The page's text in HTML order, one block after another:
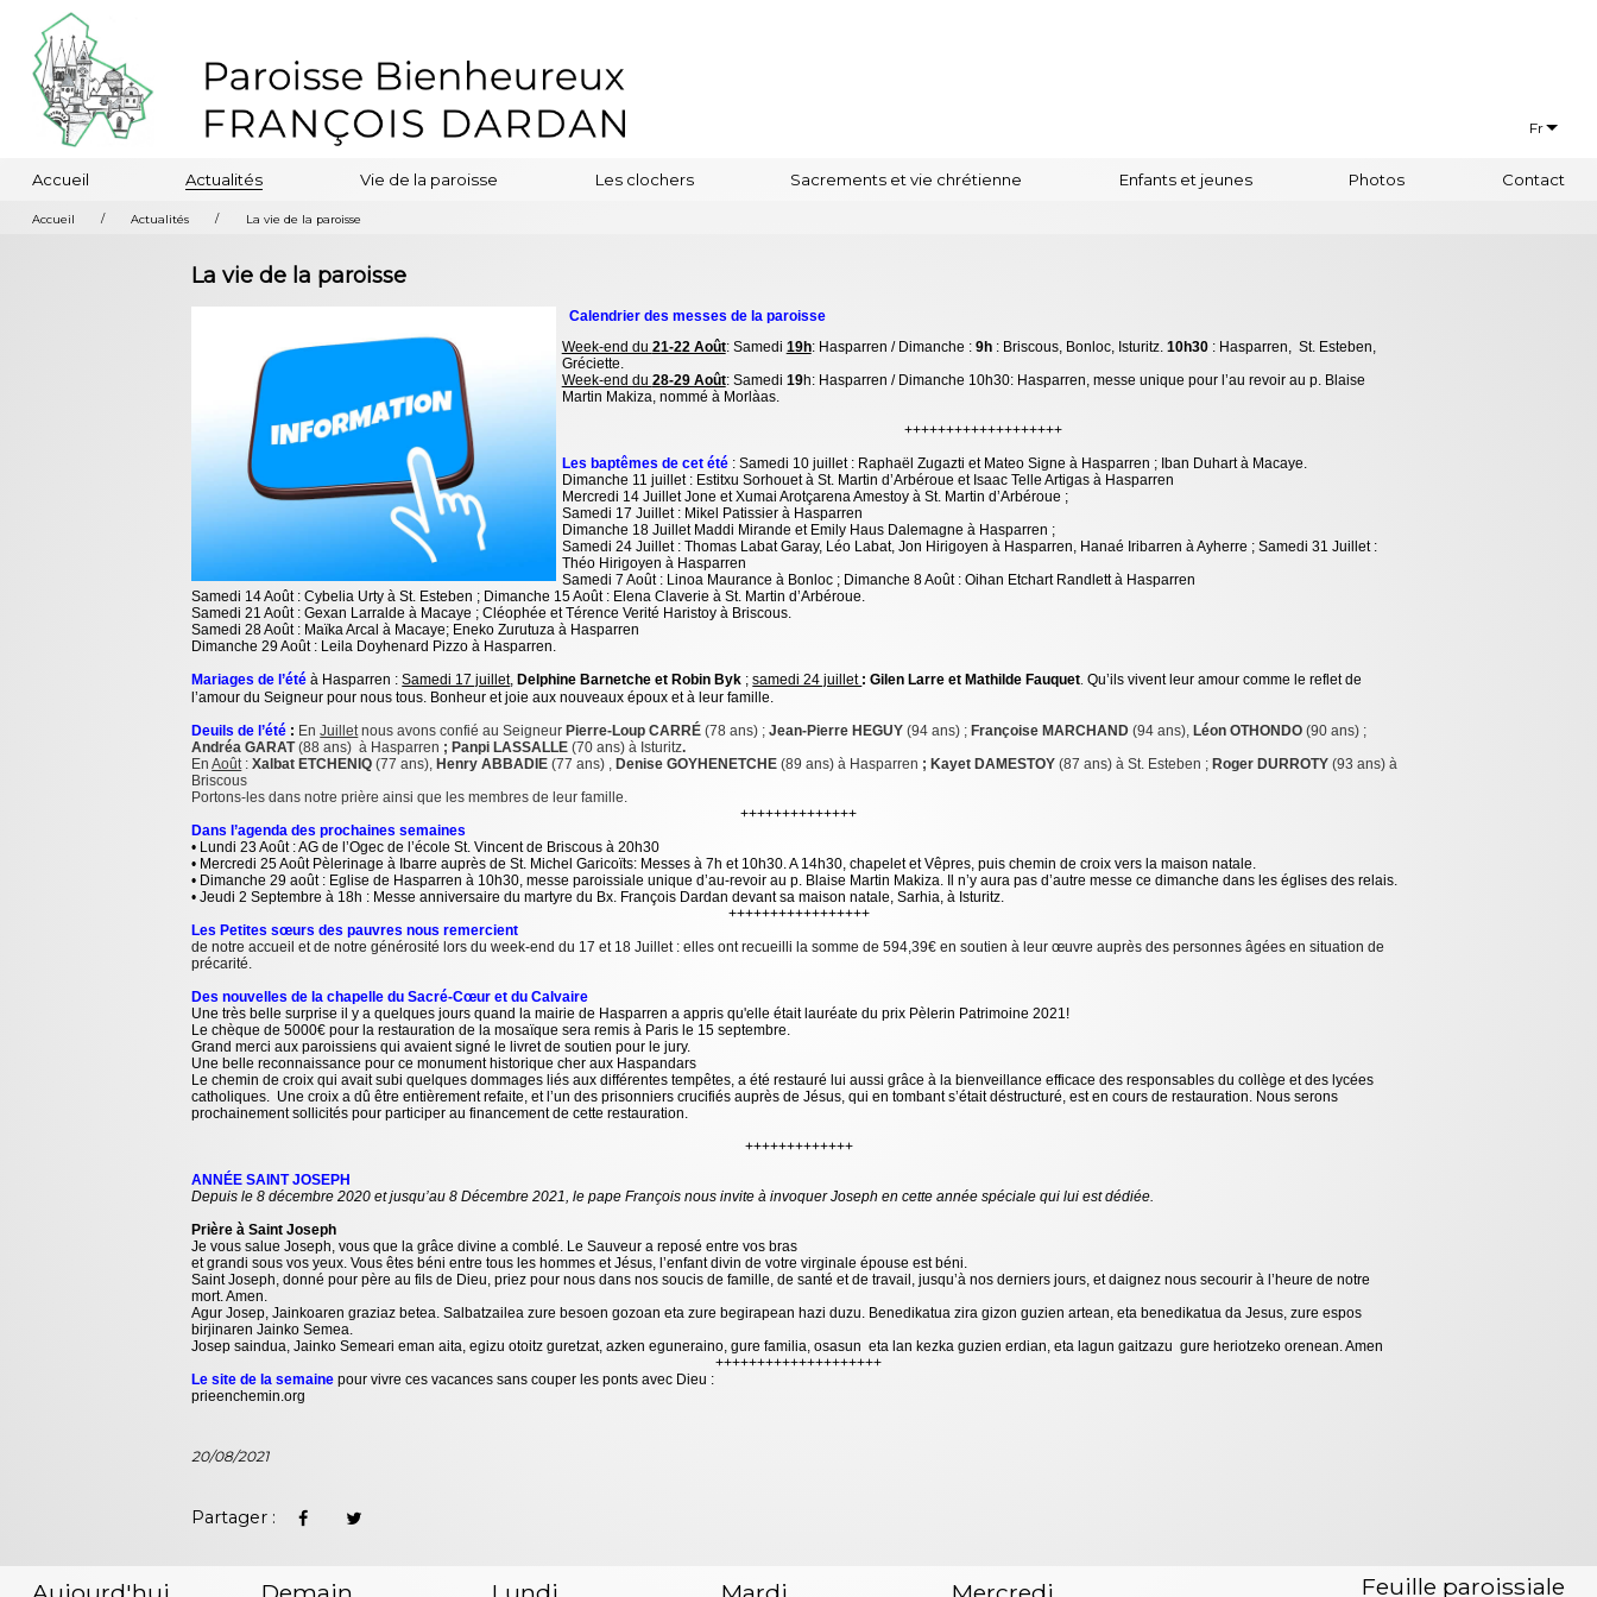
Fr
Accueil Actualités Vie de la paroisse Les clochers Sacrements et vie chrétienne Enfants et jeunes Photos Contact
Accueil / Actualités / La vie de la paroisse
La vie de la paroisse
Calendrier des messes de la paroisse
Week-end du 21-22 Août: Samedi 19h: Hasparren / Dimanche : 9h: Briscous, Bonloc, Isturitz. 10h30: Hasparren, St. Esteben,
Gréciette.
Week-end du 28-29 Août: Samedi 19h: Hasparren / Dimanche 10h30: Hasparren, messe unique pour l’au revoir au p. Blaise
Martin Makiza, nommé à Morlàas.
+++++++++++++++++++
Les baptêmes de cet été: Samedi 10 juillet : Raphaël Zugazti et Mateo Signe à Hasparren ; Iban Duhart à Macaye.
Dimanche 11 juillet : Estitxu Sorhouet à St. Martin d’Arbéroue et Isaac Telle Artigas à Hasparren
Mercredi 14 Juillet Jone et Xumai Arotçarena Amestoy à St. Martin d’Arbéroue ;
Samedi 17 Juillet : Mikel Patissier à Hasparren
Dimanche 18 Juillet Maddi Mirande et Emily Haus Dalemagne à Hasparren ;
Samedi 24 Juillet : Thomas Labat Garay, Léo Labat, Jon Hirigoyen à Hasparren, Hanaé Iribarren à Ayherre ; Samedi 31 Juillet :
Théo Hirigoyen à Hasparren
Samedi 7 Août : Linoa Maurance à Bonloc ; Dimanche 8 Août : Oihan Etchart Randlett à Hasparren
Samedi 14 Août : Cybelia Urty à St. Esteben ; Dimanche 15 Août : Elena Claverie à St. Martin d’Arbéroue.
Samedi 21 Août : Gexan Larralde à Macaye ; Cléophée et Térence Verité Haristoy à Briscous.
Samedi 28 Août : Maïka Arcal à Macaye; Eneko Zurutuza à Hasparren
Dimanche 29 Août : Leila Doyhenard Pizzo à Hasparren.
Mariages de l’été à Hasparren :Samedi 17 juillet, Delphine Barnetche et Robin Byk ;samedi 24 juillet : Gilen Larre et Mathilde Fauquet.Qu’ils vivent leur amour comme le reflet de
l’amour du Seigneur pour nous tous. Bonheur et joie aux nouveaux époux et à leur famille.
Deuils de l’été : EnJuilletnous avons confié au Seigneur Pierre-Loup CARRÉ(78 ans) ;Jean-Pierre HEGUY(94 ans) ; Françoise MARCHAND (94 ans), Léon OTHONDO (90 ans) ;
Andréa GARAT(88 ans) à Hasparren ; Panpi LASSALLE(70 ans) à Isturitz.
EnAoût :Xalbat ETCHENIQ (77 ans), Henry ABBADIE (77 ans) , Denise GOYHENETCHE (89 ans) à Hasparren ; Kayet DAMESTOY(87 ans) à St. Esteben ; Roger DURROTY (93 ans) à
Briscous
Portons-les dans notre prière ainsi que les membres de leur famille.
++++++++++++++
Dans l’agenda des prochaines semaines
• Lundi 23 Août : AG de l’Ogec de l’école St. Vincent de Briscous à 20h30
• Mercredi 25 Août Pèlerinage à Ibarre auprès de St. Michel Garicoïts: Messes à 7h et 10h30. A 14h30, chapelet et Vêpres, puis chemin de croix vers la maison natale.
• Dimanche 29 août : Eglise de Hasparren à 10h30, messe paroissiale unique d’au-revoir au p. Blaise Martin Makiza. Il n’y aura pas d’autre messe ce dimanche dans les églises des relais.
• Jeudi 2 Septembre à 18h : Messe anniversaire du martyre du Bx. François Dardan devant sa maison natale, Sarhia, à Isturitz.
+++++++++++++++++
Les Petites sœurs des pauvres nous remercient
de notre accueil et de notre générosité lors du week-end du 17 et 18 Juillet : elles ont recueilli la somme de 594,39€ en soutien à leur œuvre auprès des personnes âgées en situation de
précarité.
Des nouvelles de la chapelle du Sacré-Cœur et du Calvaire
Une très belle surprise il y a quelques jours quand la mairie de Hasparren a appris qu'elle était lauréate du prix Pèlerin Patrimoine 2021!
Le chèque de 5000€ pour la restauration de la mosaïque sera remis à Paris le 15 septembre.
Grand merci aux paroissiens qui avaient signé le livret de soutien pour le jury.
Une belle reconnaissance pour ce monument historique cher aux Haspandars
Le chemin de croix qui avait subi quelques dommages liés aux différentes tempêtes, a été restauré lui aussi grâce à la bienveillance efficace des responsables du collège et des lycées
catholiques. Une croix a dû être entièrement refaite, et l’un des prisonniers crucifiés auprès de Jésus, qui en tombant s’était déstructuré, est en cours de restauration. Nous serons
prochainement sollicités pour participer au financement de cette restauration.
+++++++++++++
ANNÉE SAINT JOSEPH
Depuis le 8 décembre 2020 et jusqu’au 8 Décembre 2021, le pape François nous invite à invoquer Joseph en cette année spéciale qui lui est dédiée.
Prière à Saint Joseph
Je vous salue Joseph, vous que la grâce divine a comblé. Le Sauveur a reposé entre vos bras
et grandi sous vos yeux. Vous êtes béni entre tous les hommes et Jésus, l’enfant divin de votre virginale épouse est béni.
Saint Joseph, donné pour père au fils de Dieu, priez pour nous dans nos soucis de famille, de santé et de travail, jusqu’à nos derniers jours, et daignez nous secourir à l’heure de notre
mort. Amen.
Agur Josep, Jainkoaren graziaz betea. Salbatzailea zure besoen gozoan eta zure begirapean hazi duzu. Benedikatua zira gizon guzien artean, eta benedikatua da Jesus, zure espos
birjinaren Jainko Semea.
Josep saindua, Jainko Semeari eman aita, egizu otoitz guretzat, azken eguneraino, gure familia, osasun eta lan kezka guzien erdian, eta lagun gaitzazu gure heriotzeko orenean. Amen
++++++++++++++++++++
Le site de la semaine pour vivre ces vacances sans couper les ponts avec Dieu :
prieenchemin.org
20/08/2021
Partager :
Feuille paroissiale